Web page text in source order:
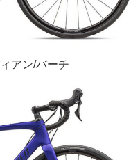
アン/バーチ